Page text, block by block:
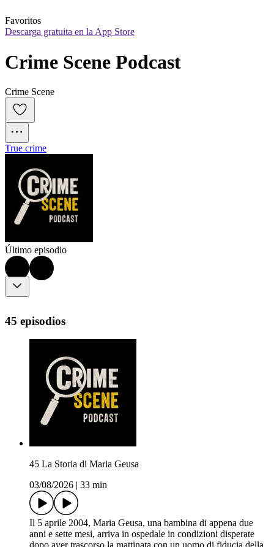
Favoritos
Descarga gratuita en la App Store
Crime Scene Podcast
Crime Scene
True crime
Último episodio
45 episodios
45 La Storia di Maria Geusa
03/08/2026
33 min
Il 5 aprile 2004, Maria Geusa, una bambina di appena due
anni e sette mesi, arriva in ospedale in condizioni disperate